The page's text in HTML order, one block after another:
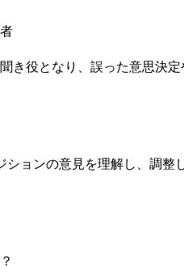
き役となり、誤った意思決定
ョンの意見を理解し、調整